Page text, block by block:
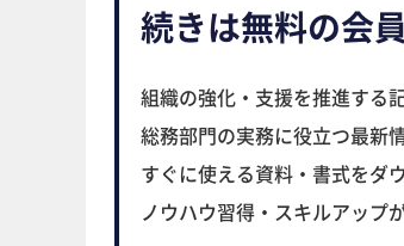
続きは無料の会
組織の強化・支援を推進する
総務部門の実務に役立つ最新
すぐに使える資料・書式をダ
ノウハウ習得・スキルアップ